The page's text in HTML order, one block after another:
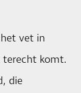
vet in
terecht komt.
die